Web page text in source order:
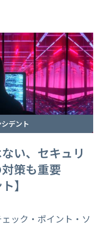
デント
い、セキュリ
策も重要
】
ック・ポイント・ソ